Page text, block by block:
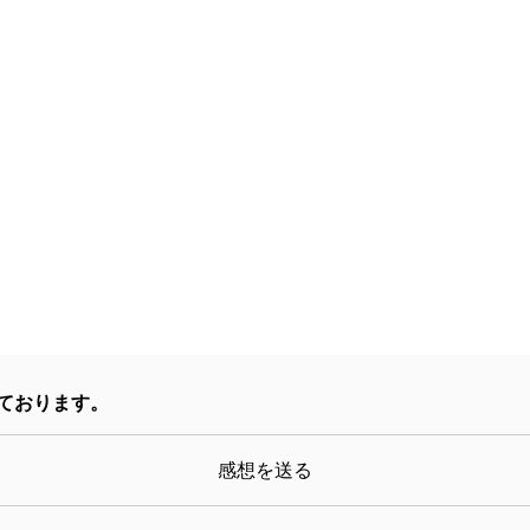
った「心」は言葉という伝達方法を獲得した分だけ、
おります。
感想を送る